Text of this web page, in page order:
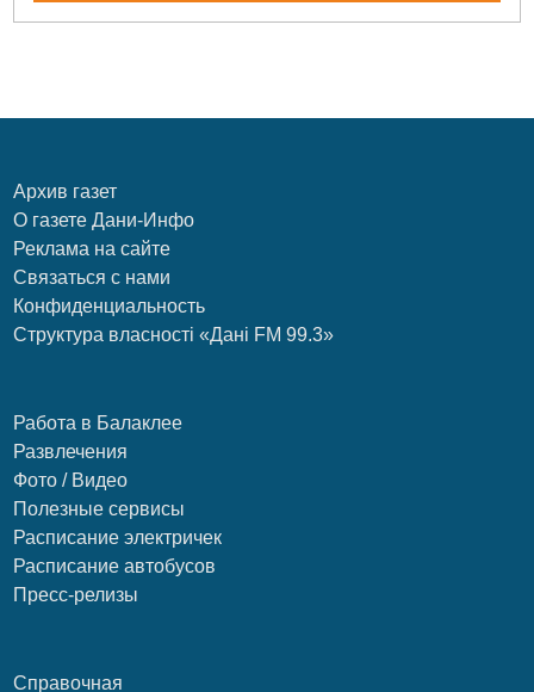
Архив газет
О газете Дани-Инфо
Реклама на сайте
Связаться с нами
Конфиденциальность
Структура власності «Дані FM 99.3»
Работа в Балаклее
Развлечения
Фото / Видео
Полезные сервисы
Расписание электричек
Расписание автобусов
Пресс-релизы
Справочная